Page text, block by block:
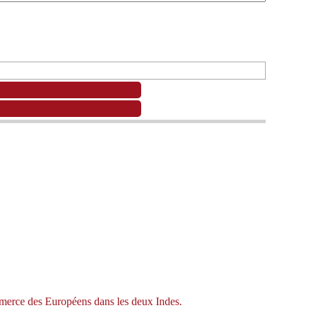
des Européens dans les deux Indes.